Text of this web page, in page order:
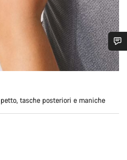
tasche posteriori e maniche
sono a tua disposizione.